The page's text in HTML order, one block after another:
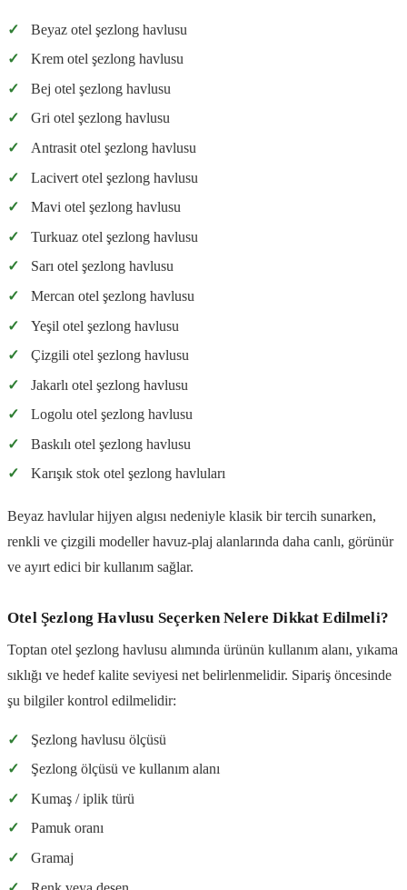
✓
Beyaz otel şezlong havlusu
✓
Krem otel şezlong havlusu
✓
Bej otel şezlong havlusu
✓
Gri otel şezlong havlusu
✓
Antrasit otel şezlong havlusu
✓
Lacivert otel şezlong havlusu
✓
Mavi otel şezlong havlusu
✓
Turkuaz otel şezlong havlusu
✓
Sarı otel şezlong havlusu
✓
Mercan otel şezlong havlusu
✓
Yeşil otel şezlong havlusu
✓
Çizgili otel şezlong havlusu
✓
Jakarlı otel şezlong havlusu
✓
Logolu otel şezlong havlusu
✓
Baskılı otel şezlong havlusu
✓
Karışık stok otel şezlong havluları
Beyaz havlular hijyen algısı nedeniyle klasik bir tercih sunarken,
renkli ve çizgili modeller havuz-plaj alanlarında daha canlı, görünür
ve ayırt edici bir kullanım sağlar.
Otel Şezlong Havlusu Seçerken Nelere Dikkat Edilmeli?
Toptan otel şezlong havlusu alımında ürünün kullanım alanı, yıkama
sıklığı ve hedef kalite seviyesi net belirlenmelidir. Sipariş öncesinde
şu bilgiler kontrol edilmelidir:
✓
Şezlong havlusu ölçüsü
✓
Şezlong ölçüsü ve kullanım alanı
✓
Kumaş / iplik türü
✓
Pamuk oranı
✓
Gramaj